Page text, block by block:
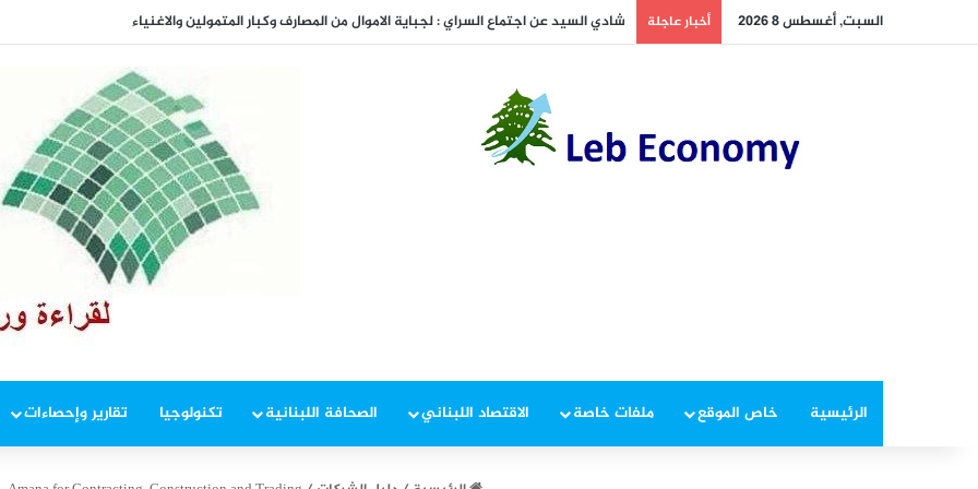
السبت, أغسطس 8 2026 أخبار عاجلة أخطر ما دار داخل غرفة المفاوضات
الرئيسية خاص الموقع ملفات خاصة الاقتصاد اللبناني الصحافة اللبنانية تكنولوجيا تقارير وإحصاءات